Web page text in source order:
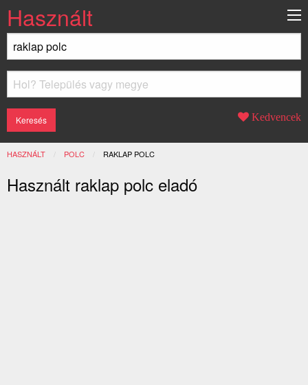
Használt
Kedvencek
HASZNÁLT POLC JELENLEGI:
RAKLAP POLC
Használt raklap polc eladó